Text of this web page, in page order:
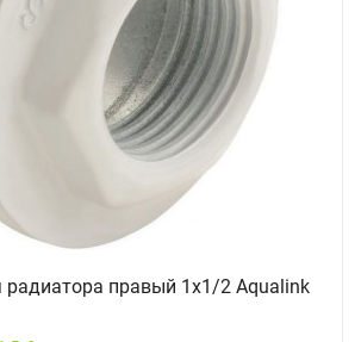
радиатора правый 1х1/2 Aqualink